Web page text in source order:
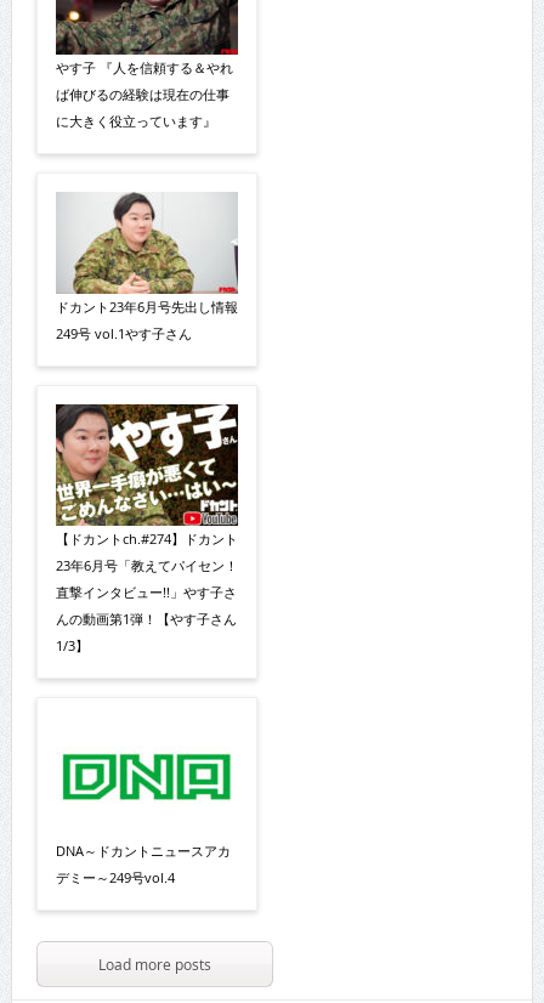
やす子 『人を信頼する＆やれ
ば伸びるの経験は現在の仕事
に大きく役立っています』
ドカント23年6月号先出し情報
249号 vol.1やす子さん
【ドカントch.#274】ドカント
23年6月号「教えてパイセン！
直撃インタビュー!!」やす子さ
んの動画第1弾！【やす子さん
1/3】
DNA～ドカントニュースアカ
デミー～249号vol.4
Load more posts